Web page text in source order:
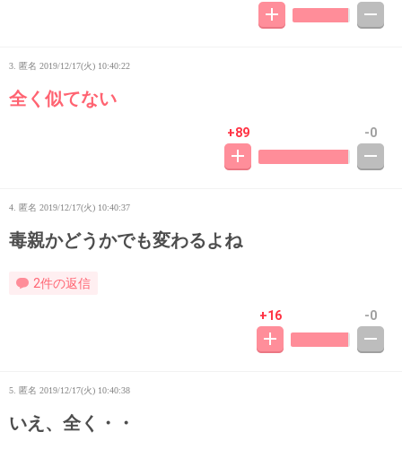
3. 匿名 2019/12/17(火) 10:40:22
全く似てない
+89 -0
4. 匿名 2019/12/17(火) 10:40:37
毒親かどうかでも変わるよね
2件の返信
+16 -0
5. 匿名 2019/12/17(火) 10:40:38
いえ、全く・・